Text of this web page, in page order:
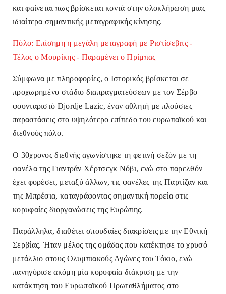
και φαίνεται πως βρίσκεται κοντά στην ολοκλήρωση μιας
ιδιαίτερα σημαντικής μεταγραφικής κίνησης.
Πόλο: Eπίσημη η μεγάλη μεταγραφή με Ριστίσεβιτς -
Τέλος ο Μουρίκης - Παραμένει ο Πρίμπας
Σύμφωνα με πληροφορίες, ο Ιστορικός βρίσκεται σε
προχωρημένο στάδιο διαπραγματεύσεων με τον Σέρβο
φουνταριστό Djordje Lazic, έναν αθλητή με πλούσιες
παραστάσεις στο υψηλότερο επίπεδο του ευρωπαϊκού και
διεθνούς πόλο.
Ο 30χρονος διεθνής αγωνίστηκε τη φετινή σεζόν με τη
φανέλα της Γιαντράν Χέρτσεγκ Νόβι, ενώ στο παρελθόν
έχει φορέσει, μεταξύ άλλων, τις φανέλες της Παρτίζαν και
της Μπρέσια, καταγράφοντας σημαντική πορεία στις
κορυφαίες διοργανώσεις της Ευρώπης.
Παράλληλα, διαθέτει σπουδαίες διακρίσεις με την Εθνική
Σερβίας. Ήταν μέλος της ομάδας που κατέκτησε το χρυσό
μετάλλιο στους Ολυμπιακούς Αγώνες του Τόκιο, ενώ
πανηγύρισε ακόμη μία κορυφαία διάκριση με την
κατάκτηση του Ευρωπαϊκού Πρωταθλήματος στο